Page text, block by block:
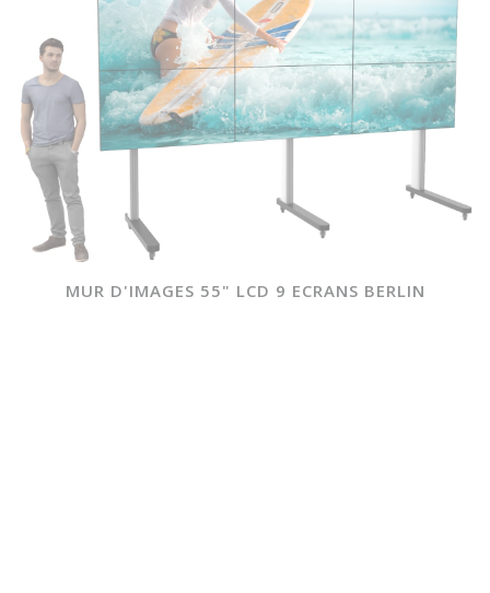
MUR D'IMAGES 55" LCD 9 ECRANS BERLIN